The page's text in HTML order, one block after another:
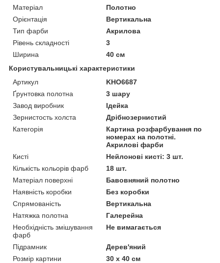
Матеріал
Полотно
Орієнтація
Вертикальна
Тип фарби
Акрилова
Рівень складності
3
Ширина
40 см
Користувальницькі характеристики
Артикул
KHO6687
Ґрунтовка полотна
3 шару
Завод виробник
Ідейка
Зернистость холста
Дрібнозернистий
Категорія
Картина розфарбування по
номерах на полотні.
Акрилові фарби
Кисті
Нейлонові кисті: 3 шт.
Кількість кольорів фарб
18 шт.
Матеріал поверхні
Бавовняний полотно
Наявність коробки
Без коробки
Спрямованість
Вертикальна
Натяжка полотна
Галерейна
Необхідність змішування
фарб
Не вимагається
Підрамник
Дерев'яний
Розмір картини
30 х 40 см